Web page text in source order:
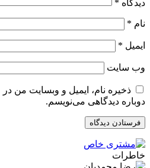
دیدگاه *
نام *
ایمیل *
وب‌ سایت
ذخیره نام، ایمیل و وبسایت من
دوباره دیدگاهی می‌نویسم.
خاطرات